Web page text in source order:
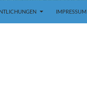
IMPRESSUM